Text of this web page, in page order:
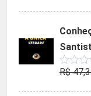
de
de
R$